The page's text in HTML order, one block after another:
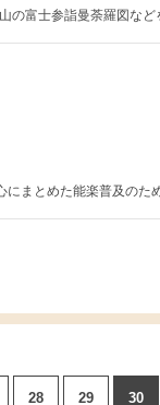
の富士参詣曼荼羅図な
まとめた能楽普及のた
28 29 30